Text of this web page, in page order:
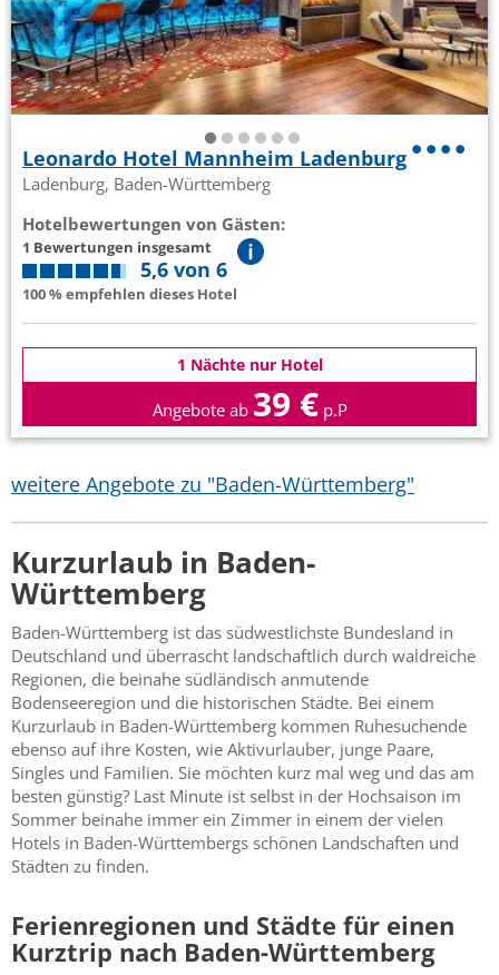
Leonardo Hotel Mannheim Ladenburg
Ladenburg, Baden-Württemberg
Hotelbewertungen von Gästen:
1 Bewertungen insgesamt
5,6 von 6
100 % empfehlen dieses Hotel
1 Nächte nur Hotel
Angebote ab 39 € p.P
weitere Angebote zu "Baden-Württemberg"
Kurzurlaub in Baden-
Württemberg
Baden-Württemberg ist das südwestlichste Bundesland in
Deutschland und überrascht landschaftlich durch waldreiche
Regionen, die beinahe südländisch anmutende
Bodenseeregion und die historischen Städte. Bei einem
Kurzurlaub in Baden-Württemberg kommen Ruhesuchende
ebenso auf ihre Kosten, wie Aktivurlauber, junge Paare,
Singles und Familien. Sie möchten kurz mal weg und das am
besten günstig? Last Minute ist selbst in der Hochsaison im
Sommer beinahe immer ein Zimmer in einem der vielen
Hotels in Baden-Württembergs schönen Landschaften und
Städten zu finden.
Ferienregionen und Städte für einen
Kurztrip nach Baden-Württemberg